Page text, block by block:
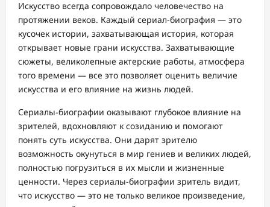
Искусство всегда сопровождало человечество на
протяжении веков. Каждый сериал-биография — это
кусочек истории, захватывающая история, которая
открывает новые грани искусства. Захватывающие
сюжеты, великолепные актерские работы, атмосфера
того времени — все это позволяет оценить величие
искусства и его влияние на жизнь людей.
Сериалы-биографии оказывают глубокое влияние на
зрителей, вдохновляют к созиданию и помогают
понять суть искусства. Они дарят зрителю
возможность окунуться в мир гениев и великих людей,
полностью погрузиться в их мысли и жизненные
ценности. Через сериалы-биографии зритель видит,
что искусство — это не только великое произведение,